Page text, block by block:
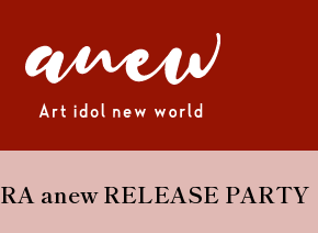
anew RELEASE PARTY